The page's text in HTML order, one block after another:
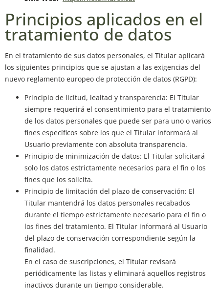
Principios aplicados en el
tratamiento de datos
En el tratamiento de sus datos personales, el Titular aplicará
los siguientes principios que se ajustan a las exigencias del
nuevo reglamento europeo de protección de datos (RGPD):
Principio de licitud, lealtad y transparencia: El Titular
siempre requerirá el consentimiento para el tratamiento
de los datos personales que puede ser para uno o varios
fines específicos sobre los que el Titular informará al
Usuario previamente con absoluta transparencia.
Principio de minimización de datos: El Titular solicitará
solo los datos estrictamente necesarios para el fin o los
fines que los solicita.
Principio de limitación del plazo de conservación: El
Titular mantendrá los datos personales recabados
durante el tiempo estrictamente necesario para el fin o
los fines del tratamiento. El Titular informará al Usuario
del plazo de conservación correspondiente según la
finalidad.
En el caso de suscripciones, el Titular revisará
periódicamente las listas y eliminará aquellos registros
inactivos durante un tiempo considerable.